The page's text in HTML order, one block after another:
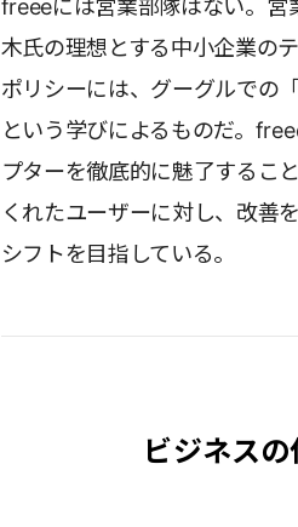
freeeには営業部隊はない。営
木氏の理想とする中小企業の
ポリシーには、グーグルでの
という学びによるものだ。
プターを徹底的に魅了するこ
くれたユーザーに対し、改善
シフトを目指している。
ビジネス